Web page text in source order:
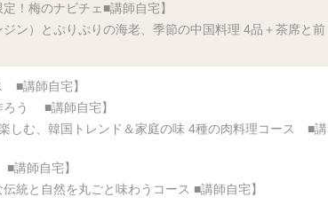
！梅のナビチェ■講師自宅】
ン）とぷりぷりの海老、季節の中国料理 4品＋茶席と前
■講師自宅】
ろう ■講師自宅】
しむ、韓国トレンド＆家庭の味 4種の肉料理コース ■講
講師自宅】
統と自然を丸ごと味わうコース ■講師自宅】